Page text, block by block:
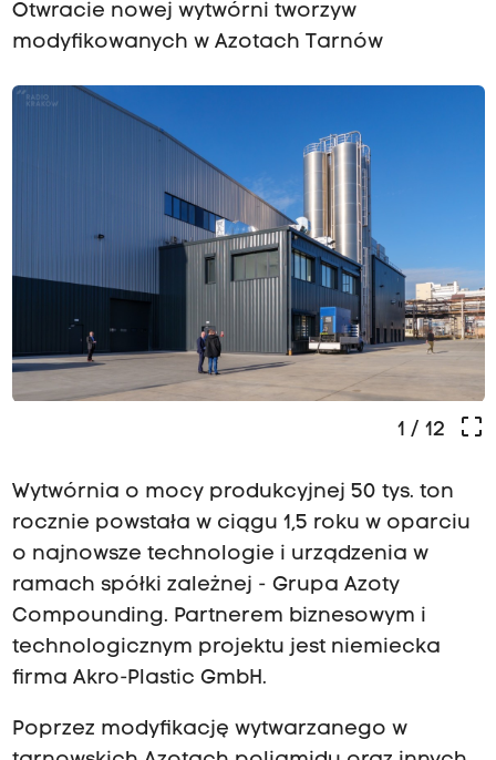
Otwracie nowej wytwórni tworzyw
modyfikowanych w Azotach Tarnów
crop_free
1 / 12
Wytwórnia o mocy produkcyjnej 50 tys. ton
rocznie powstała w ciągu 1,5 roku w oparciu
o najnowsze technologie i urządzenia w
ramach spółki zależnej - Grupa Azoty
Compounding. Partnerem biznesowym i
technologicznym projektu jest niemiecka
firma Akro-Plastic GmbH.
Poprzez modyfikację wytwarzanego w